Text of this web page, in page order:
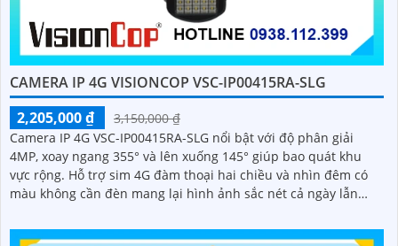
CAMERA IP 4G VISIONCOP VSC-IP00415RA-SLG
2,205,000 ₫
3,150,000 ₫
Camera IP 4G VSC-IP00415RA-SLG nổi bật với độ phân giải
4MP, xoay ngang 355° và lên xuống 145° giúp bao quát khu
vực rộng. Hỗ trợ sim 4G đàm thoại hai chiều và nhìn đêm có
màu không cần đèn mang lại hình ảnh sắc nét cả ngày lẫn